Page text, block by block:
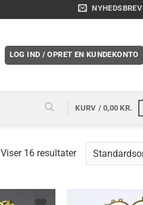
NYHEDSBREV
LOG IND / OPRET EN KUNDEKONTO
KURV /0,00KR.
Viser 16 resultater